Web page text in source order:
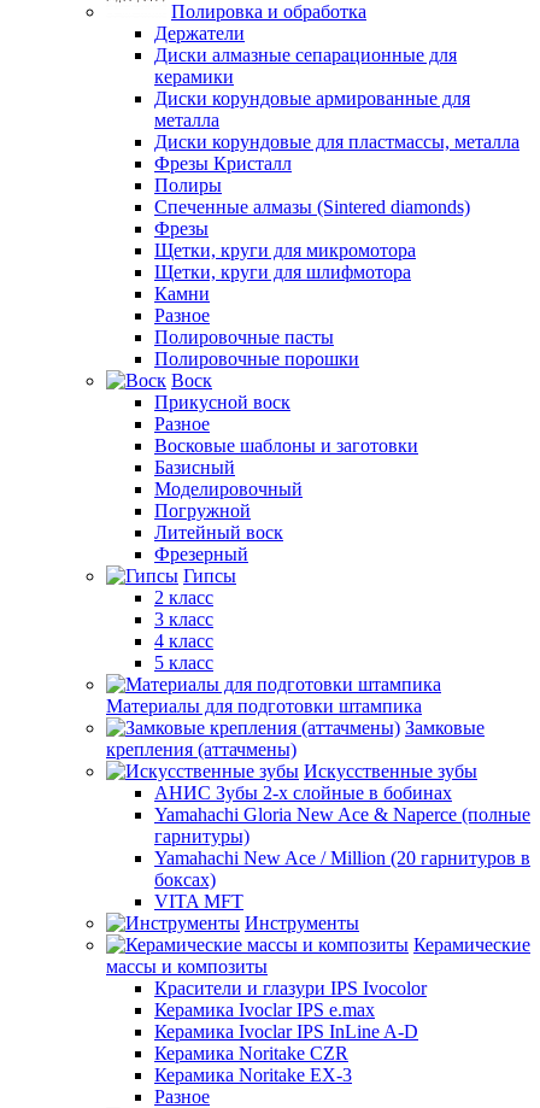
Полировка и обработка
Держатели
Диски алмазные сепарационные для
керамики
Диски корундовые армированные для
металла
Диски корундовые для пластмассы, металла
Фрезы Кристалл
Полиры
Спеченные алмазы (Sintered diamonds)
Фрезы
Щетки, круги для микромотора
Щетки, круги для шлифмотора
Камни
Разное
Полировочные пасты
Полировочные порошки
Воск
Прикусной воск
Разное
Восковые шаблоны и заготовки
Базисный
Моделировочный
Погружной
Литейный воск
Фрезерный
Гипсы
2 класс
3 класс
4 класс
5 класс
Материалы для подготовки штампика
Замковые
крепления (аттачмены)
Искусственные зубы
АНИС Зубы 2-х слойные в бобинах
Yamahachi Gloria New Ace & Naperce (полные
гарнитуры)
Yamahachi New Ace / Million (20 гарнитуров в
боксах)
VITA MFT
Инструменты
Керамические
массы и композиты
Красители и глазури IPS Ivocolor
Керамика Ivoclar IPS e.max
Керамика Ivoclar IPS InLine A-D
Керамика Noritake CZR
Керамика Noritake EX-3
Разное